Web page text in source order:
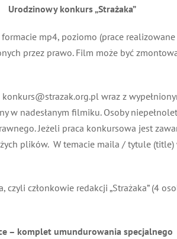
Urodzinowy konkurs „Strażaka”
mp4, poziomo (prace
przez prawo. Film może być
wraz z
nadesłanym filmiku. Osoby
Jeżeli praca konkursowa jest
plików. W temacie maila / tytule (title)
czyli członkowie redakcji „Strażaka” (4
– komplet umundurowania specjalnego